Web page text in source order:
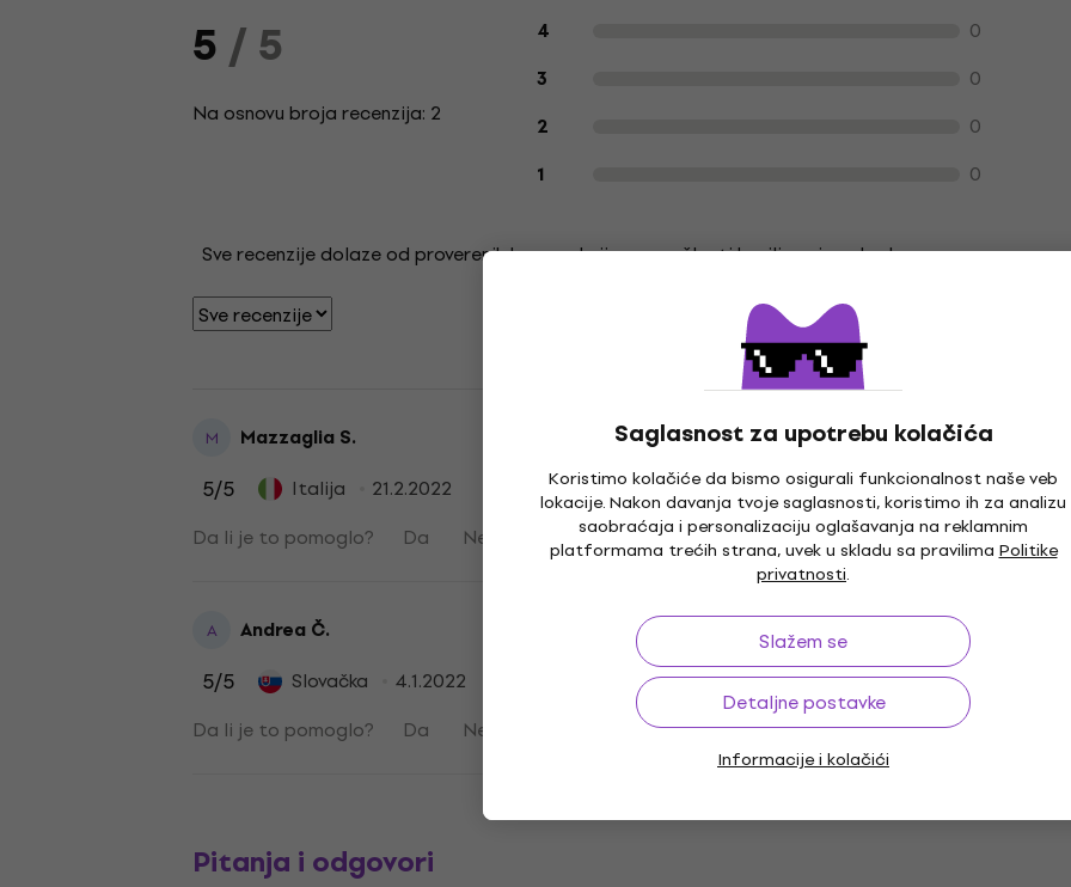
Saglasnost za upotrebu kolačića
Koristimo kolačiće da bismo osigurali funkcionalnost naše veb
lokacije. Nakon davanja tvoje saglasnosti, koristimo ih za analizu
saobraćaja i personalizaciju oglašavanja na reklamnim
platformama trećih strana, uvek u skladu sa pravilimaPolitike
privatnosti.
Slažem se
Detaljne postavke
Informacije i kolačići
5/ 5
Na osnovu broja recenzija: 2
4 0
3 0
2 0
1 0
Sve recenzije dolaze od proverenih kupaca koji su u prošlosti kupili proizvod od nas.
M Mazzaglia S.
5/5 Italija
21.2.2022
Da li je to pomoglo?
Da Ne
A Andrea Č.
5/5 Slovačka
4.1.2022
Da li je to pomoglo?
Da Ne
Pitanja i odgovori